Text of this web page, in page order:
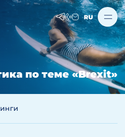
RU
по теме «Brexit»